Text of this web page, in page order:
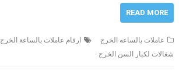
READ MORE
عاملات بالساعه الخرج ارقام عاملات بالساعة الخرج
شغالات لكبار السن الخرج